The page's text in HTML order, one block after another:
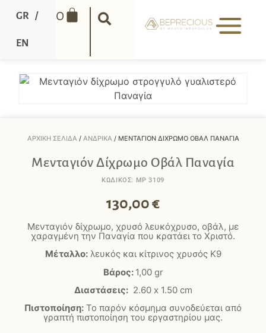
0
GR /
EN
ΑΡΧΙΚΉ ΣΕΛΊΔΑ / ΑΝΔΡΙΚΆ / ΜΕΝΤΑΓΙΌΝ ΔΊΧΡΩΜΟ ΟΒΆΛ ΠΑΝΑΓΊΑ
Μενταγιόν Δίχρωμο Οβάλ Παναγία
ΚΩΔΙΚΟΣ: MP 3109
130,00€
Μενταγιόν δίχρωμο, χρυσό λευκόχρυσο, οβάλ, με
χαραγμένη την Παναγία που κρατάει το Χριστό.
Μέταλλο:λευκός και κίτρινος χρυσός Κ9
Βάρος: 1,00 gr
Διαστάσεις:2.60 x 1.50 cm
Πιστοποίηση: Το παρόν κόσμημα συνοδεύεται από
γραπτή πιστοποίηση του εργαστηρίου μας.